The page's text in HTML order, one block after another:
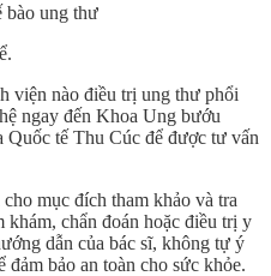
bào ung thư
viện nào điều trị ung thư phổi
ngay đến Khoa Ung bướu
tế Thu Cúc để được tư vấn
mục đích tham khảo và tra
chẩn đoán hoặc điều trị y
dẫn của bác sĩ, không tự ý
bảo an toàn cho sức khỏe.